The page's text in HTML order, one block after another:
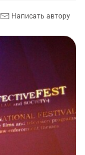
Написать автору